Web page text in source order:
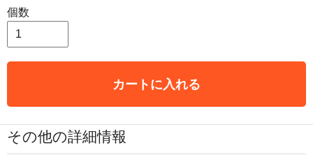
個数
カートに入れる
その他の詳細情報